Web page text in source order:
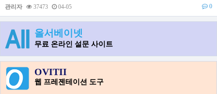
관리자 37473 04-05 0
올서베이넷
무료 온라인 설문 사이트
OVITII
웹 프레젠테이션 도구